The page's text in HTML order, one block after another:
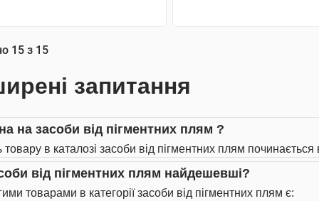
15 з 15
запитання
на засоби від пігментних плям ?
товару в каталозі засоби від пігментних плям починається
від пігментних плям найдешевші?
товарами в категорії засоби від пігментних плям є: